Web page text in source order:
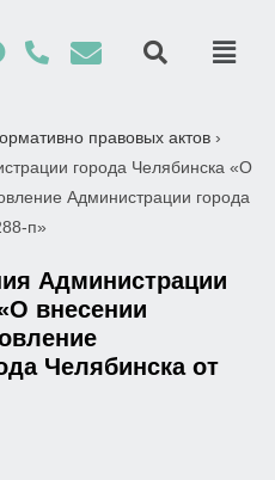
правовых актов ›
города Челябинска «О
Администрации города
п»
Администрации
внесении
Челябинска от